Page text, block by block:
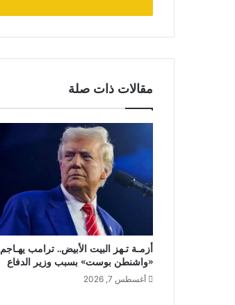
مقالات ذات صلة
أزمـة تـهز البيت الأبيض.. ترامب يهـاجم
«واشنطن بوست» بسبب وزير الدفاع
أغسطس 7, 2026